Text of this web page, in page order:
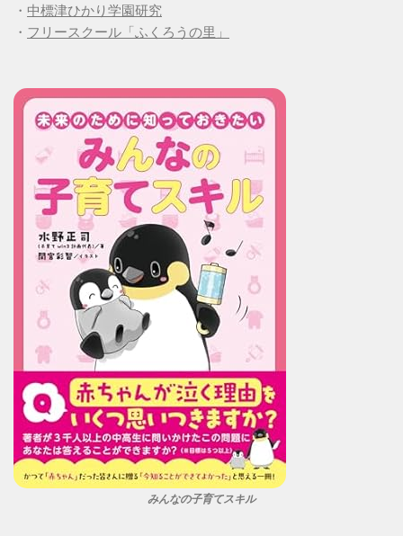
・ 中標津ひかり学園研究
・ フリースクール「ふくろうの里」
みんなの子育てスキル